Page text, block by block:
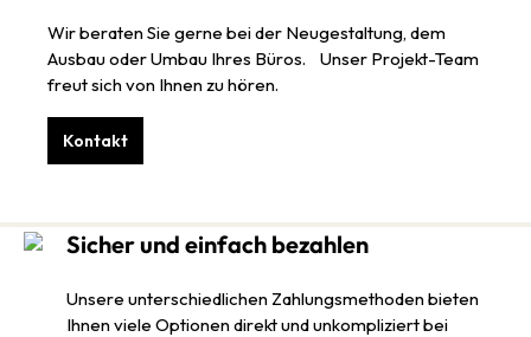
Wir beraten Sie gerne bei der Neugestaltung, dem
Ausbau oder Umbau Ihres Büros. Unser Projekt-Team
freut sich von Ihnen zu hören.
Kontakt
Sicher und einfach bezahlen
Unsere unterschiedlichen Zahlungsmethoden bieten
Ihnen viele Optionen direkt und unkompliziert bei